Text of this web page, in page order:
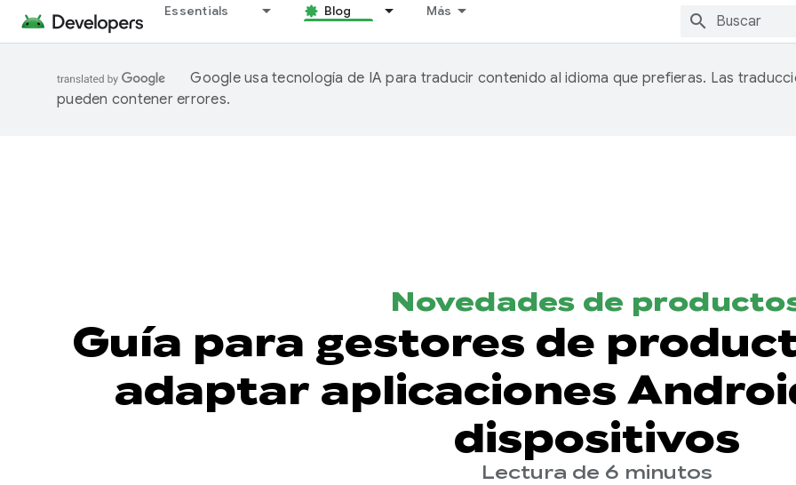
Essentials Blog Más
Google usa tecnología de IA para traducir contenido al idioma que prefieras. Las
pueden contener errores.
Novedades de
Guía para gestores de
adaptar aplicaciones
dispositivos
Lectura de 6 minutos